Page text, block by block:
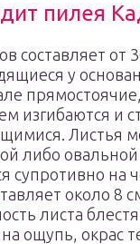
пилея
составляет от
у
прямостоячие,
изгибаются и
Листья
либо
супротивно на
около 8
листа
ощупь, окрас